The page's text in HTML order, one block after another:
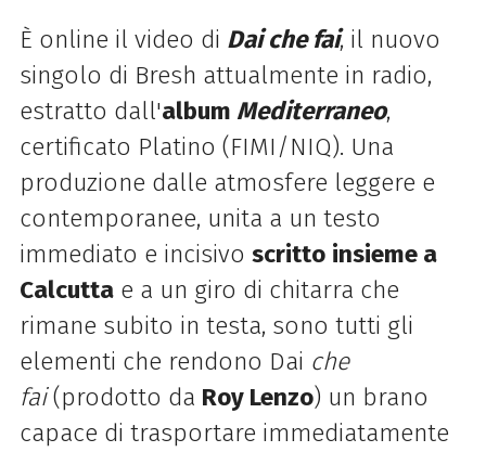
È online il video di Dai che fai, il nuovo
singolo di Bresh attualmente in radio,
estratto dall'album Mediterraneo,
certificato Platino (FIMI/NIQ). Una
produzione dalle atmosfere leggere e
contemporanee, unita a un testo
immediato e incisivo scritto insieme a
Calcuttae a un giro di chitarra che
rimane subito in testa, sono tutti gli
elementi che rendono Dai che
fai(prodotto da Roy Lenzo) un brano
capace di trasportare immediatamente